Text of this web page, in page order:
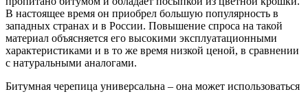
В настоящее время он приобрел большую популярность в
западных странах и в России. Повышение спроса на такой
материал объясняется его высокими эксплуатационными
характеристиками и в то же время низкой ценой, в сравнении
с натуральными аналогами.
Битумная черепица универсальна – она может использоваться